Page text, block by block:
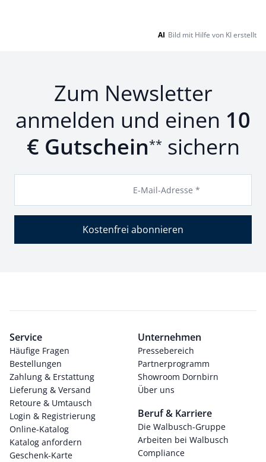
AI Bild mit Hilfe von KI erstellt
Zum Newsletter
anmelden und einen 10
€ Gutschein** sichern
E-Mail-Adresse *
Kostenfrei abonnieren
Service
Häufige Fragen
Bestellungen
Zahlung & Erstattung
Lieferung & Versand
Retoure & Umtausch
Login & Registrierung
Online-Katalog
Katalog anfordern
Geschenk-Karte
Unternehmen
Pressebereich
Partnerprogramm
Showroom Dornbirn
Über uns
Beruf & Karriere
Die Walbusch-Gruppe
Arbeiten bei Walbusch
Compliance